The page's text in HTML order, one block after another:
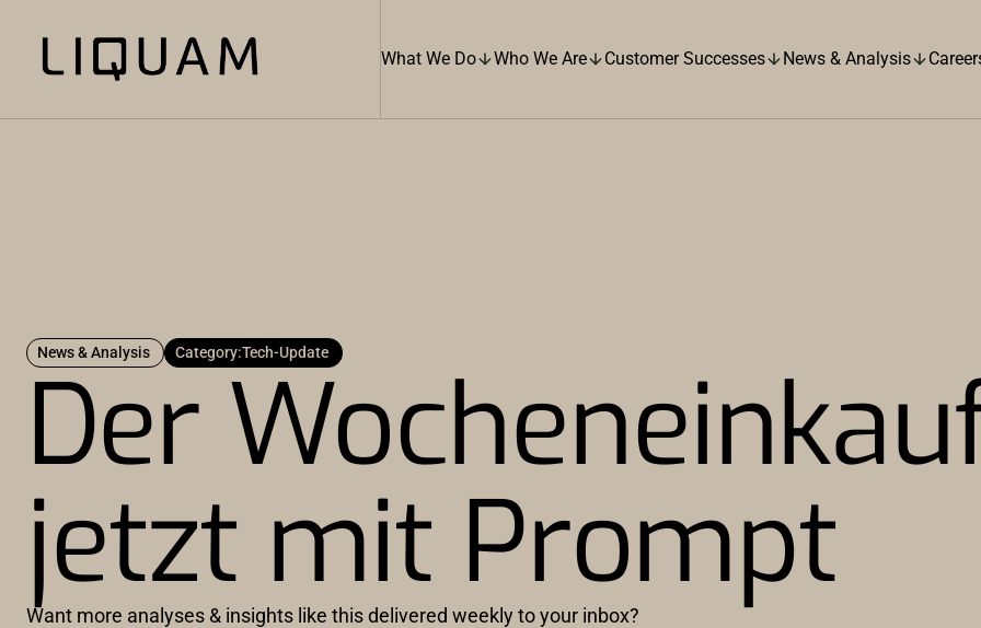
What We Do Who We Are Customer Successes News & Analysis
News & Analysis Category:Tech-Update
Der
jetzt mit Prompt
Want more analyses & insights like this delivered weekly to your inbox?